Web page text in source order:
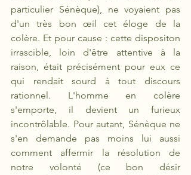
particulier Sénèque), ne voyaient pas
d'un très bon œil cet éloge de la
colère. Et pour cause : cette dispositon
irrascible, loin d'être attentive à la
raison, était précisément pour eux ce
qui rendait sourd à tout discours
rationnel. L'homme en colère
s'emporte, il devient un furieux
incontrôlable. Pour autant, Sénèque ne
s'en demande pas moins lui aussi
comment affermir la résolution de
notre volonté (ce bon désir